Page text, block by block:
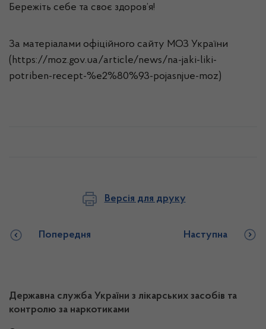
Бережіть себе та своє здоров’я!
За матеріалами офіційного сайту МОЗ України
(https://moz.gov.ua/article/news/na-jaki-liki-
potriben-recept-%e2%80%93-pojasnjue-moz)
Версія для друку
Попередня Наступна
Державна служба України з лікарських засобів та
контролю за наркотиками